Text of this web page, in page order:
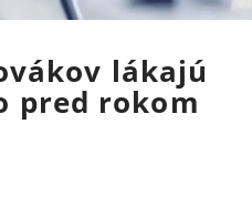
lákajú
pred rokom